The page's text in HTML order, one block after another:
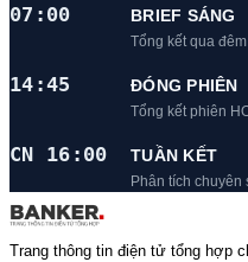
07:00 BRIEF SÁNG
Tổng kết qua
14:45 ĐÓNG PHIÊN
Tổng kết phiên
CN 16:00 TUẦN KẾT
Phân tích chuyên
Trang thông tin điện tử tổng hợp